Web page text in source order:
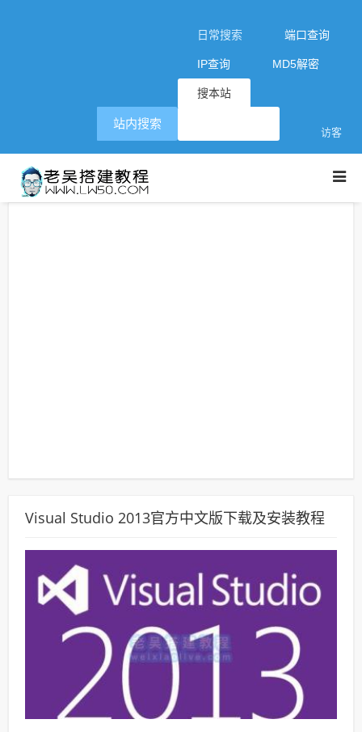
日常搜索 端口查询
IP查询 MD5解密
搜本站
访客
站内搜索
Visual Studio 2013官方中文版下载及安装教程